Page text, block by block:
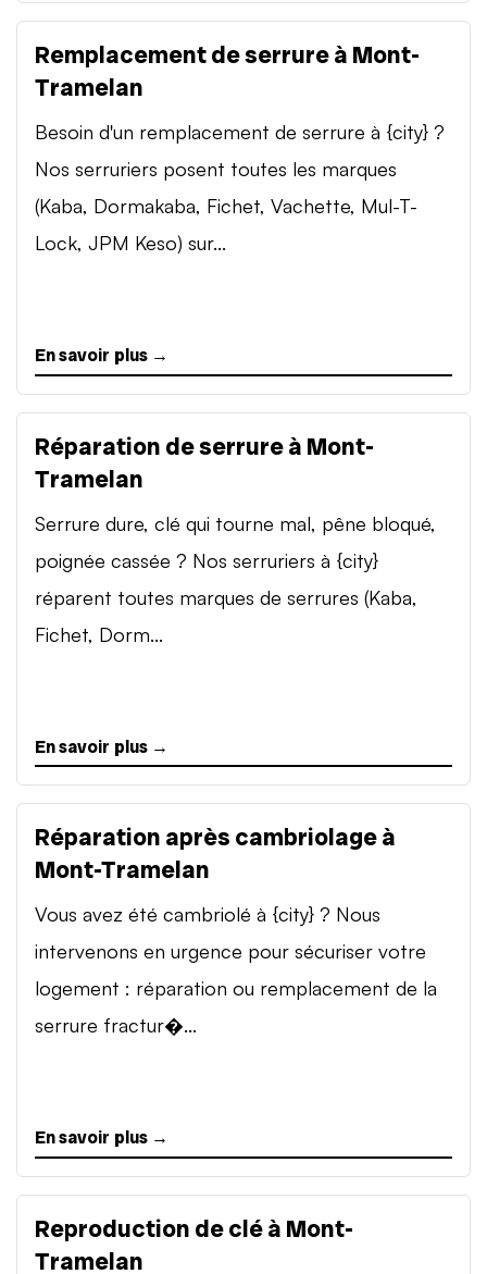
Remplacement de serrure à Mont-
Tramelan
Besoin d'un remplacement de serrure à {city} ?
Nos serruriers posent toutes les marques
(Kaba, Dormakaba, Fichet, Vachette, Mul-T-
Lock, JPM Keso) sur...
En savoir plus →
Réparation de serrure à Mont-
Tramelan
Serrure dure, clé qui tourne mal, pêne bloqué,
poignée cassée ? Nos serruriers à {city}
réparent toutes marques de serrures (Kaba,
Fichet, Dorm...
En savoir plus →
Réparation après cambriolage à
Mont-Tramelan
Vous avez été cambriolé à {city} ? Nous
intervenons en urgence pour sécuriser votre
logement : réparation ou remplacement de la
serrure fractur�...
En savoir plus →
Reproduction de clé à Mont-
Tramelan